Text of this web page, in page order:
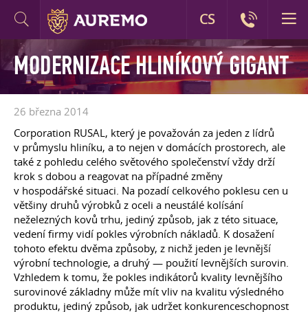
MODERNIZACE HLINÍKOVÝ GIGANT
26 března 2014
Corporation RUSAL, který je považován za jeden z lídrů
v průmyslu hliníku, a to nejen v domácích prostorech, ale
také z pohledu celého světového společenství vždy drží
krok s dobou a reagovat na případné změny
v hospodářské situaci. Na pozadí celkového poklesu cen u
většiny druhů výrobků z oceli a neustálé kolísání
neželezných kovů trhu, jediný způsob, jak z této situace,
vedení firmy vidí pokles výrobních nákladů. K dosažení
tohoto efektu dvěma způsoby, z nichž jeden je levnější
výrobní technologie, a druhý — použití levnějších surovin.
Vzhledem k tomu, že pokles indikátorů kvality levnějšího
surovinové základny může mít vliv na kvalitu výsledného
produktu, jediný způsob, jak udržet konkurenceschopnost
CS